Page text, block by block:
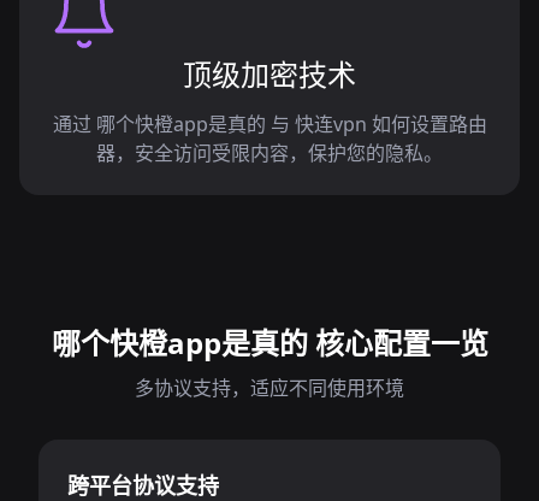
顶级加密技术
通过 哪个快橙app是真的 与 快连vpn 如何设置路由
器，安全访问受限内容，保护您的隐私。
哪个快橙app是真的 核心配置一览
多协议支持，适应不同使用环境
跨平台协议支持